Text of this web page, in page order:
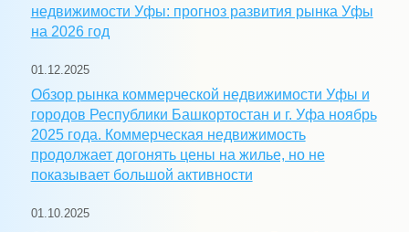
недвижимости Уфы: прогноз развития рынка Уфы
на 2026 год
01.12.2025
Обзор рынка коммерческой недвижимости Уфы и
городов Республики Башкортостан и г. Уфа ноябрь
2025 года. Коммерческая недвижимость
продолжает догонять цены на жилье, но не
показывает большой активности
01.10.2025